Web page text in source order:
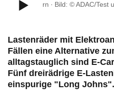
Lastenrädern ∙ Bild: © ADAC/
Lastenräder mit
Fällen eine Alternative
alltagstauglich sind E-
Fünf dreirädrige E-
einspurige "Long Johns".